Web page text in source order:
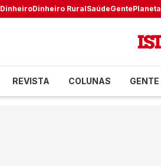
DinheiroDinheiro RuralSaúdeGentePlaneta
REVISTA COLUNAS GENTE